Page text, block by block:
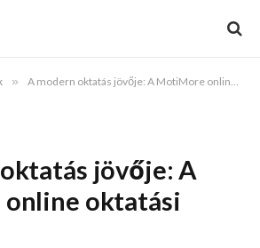
» A modern oktatás jövője: A MotiMore online oktatási platform
jövője: A
oktatási